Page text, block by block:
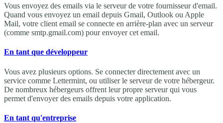
Vous envoyez des emails via le serveur de votre fournisseur d'email.
Quand vous envoyez un email depuis Gmail, Outlook ou Apple
Mail, votre client email se connecte en arrière-plan avec un serveur
(comme smtp.gmail.com) pour envoyer cet email.
En tant que développeur
Vous avez plusieurs options. Se connecter directement avec un
service comme Lettermint, ou utiliser le serveur de votre hébergeur.
De nombreux hébergeurs offrent leur propre serveur qui vous
permet d'envoyer des emails depuis votre application.
En tant qu'entreprise